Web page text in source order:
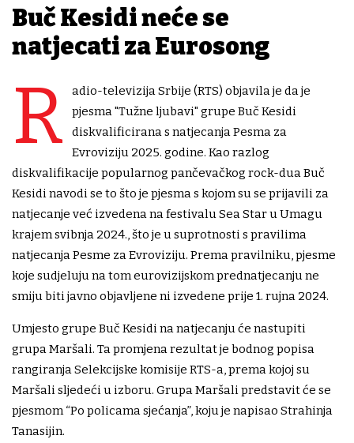
Buč Kesidi neće se
natjecati za Eurosong
R
adio-televizija Srbije (RTS) objavila je da je
pjesma "Tužne ljubavi" grupe Buč Kesidi
diskvalificirana s natjecanja Pesma za
Evroviziju 2025. godine. Kao razlog
diskvalifikacije popularnog pančevačkog rock-dua Buč
Kesidi navodi se to što je pjesma s kojom su se prijavili za
natjecanje već izvedena na festivalu Sea Star u Umagu
krajem svibnja 2024., što je u suprotnosti s pravilima
natjecanja Pesme za Evroviziju. Prema pravilniku, pjesme
koje sudjeluju na tom eurovizijskom prednatjecanju ne
smiju biti javno objavljene ni izvedene prije 1. rujna 2024.
Umjesto grupe Buč Kesidi na natjecanju će nastupiti
grupa Maršali. Ta promjena rezultat je bodnog popisa
rangiranja Selekcijske komisije RTS-a, prema kojoj su
Maršali sljedeći u izboru. Grupa Maršali predstavit će se
pjesmom “Po policama sjećanja”, koju je napisao Strahinja
Tanasijin.